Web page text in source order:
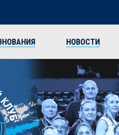
НОВОСТИ